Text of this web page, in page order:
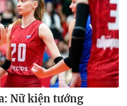
Nữ kiện tướng